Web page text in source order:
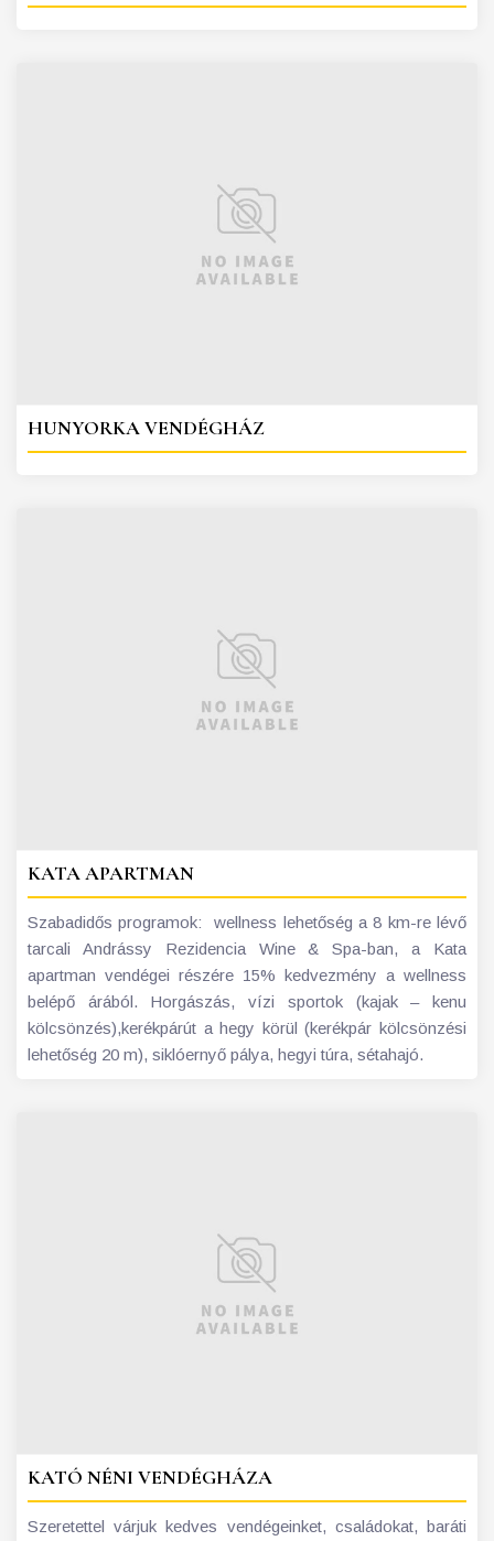
HUNYORKA VENDÉGHÁZ
KATA APARTMAN
Szabadidős programok: wellness lehetőség a 8 km-re lévő
tarcali Andrássy Rezidencia Wine & Spa-ban, a Kata
apartman vendégei részére 15% kedvezmény a wellness
belépő árából. Horgászás, vízi sportok (kajak – kenu
kölcsönzés),kerékpárút a hegy körül (kerékpár kölcsönzési
lehetőség 20 m), siklóernyő pálya, hegyi túra, sétahajó.
KATÓ NÉNI VENDÉGHÁZA
Szeretettel várjuk kedves vendégeinket, családokat, baráti